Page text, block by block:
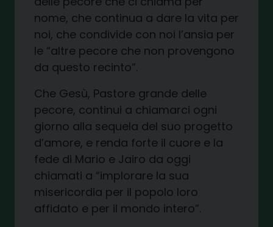
nome, che continua a dare la vita per
noi, che condivide con noi l’ansia per
le “altre pecore che non provengono
da questo recinto”.
Che Gesù, Pastore grande delle
pecore, continui a chiamarci ogni
giorno alla sequela del suo progetto
d’amore, e renda forte il cuore e la
fede di Mario e Jairo da oggi
chiamati a “implorare la sua
misericordia per il popolo loro
affidato e per il mondo intero”.